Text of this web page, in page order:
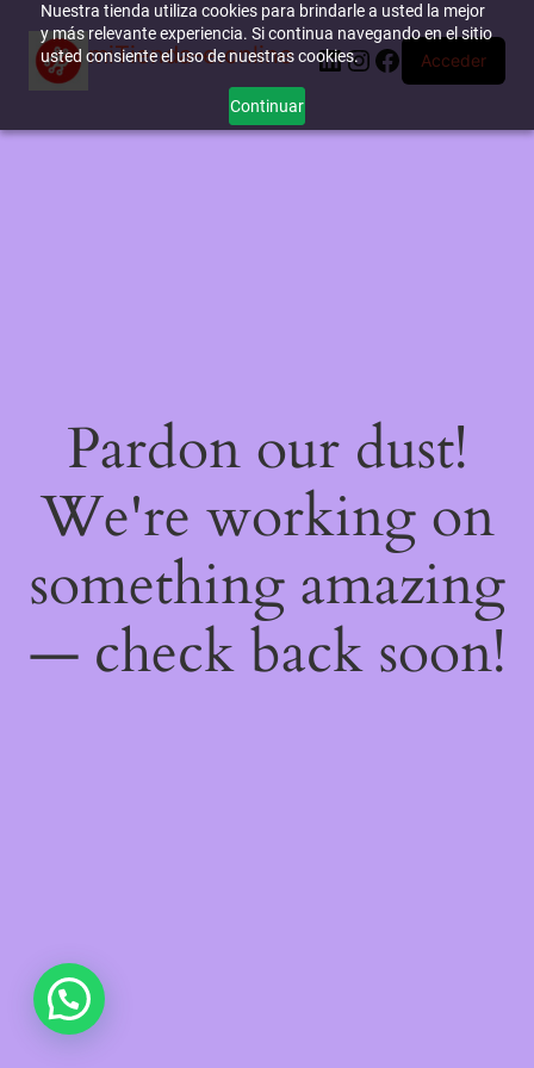
Nuestra tienda utiliza cookies para brindarle a usted la mejor
y más relevante experiencia. Si continua navegando en el sitio
usted consiente el uso de nuestras cookies.
Continuar
miTienda-e.online LinkedIn
Instagram
Facebook
Acceder
Pardon our dust!
We're working on
something amazing
— check back soon!